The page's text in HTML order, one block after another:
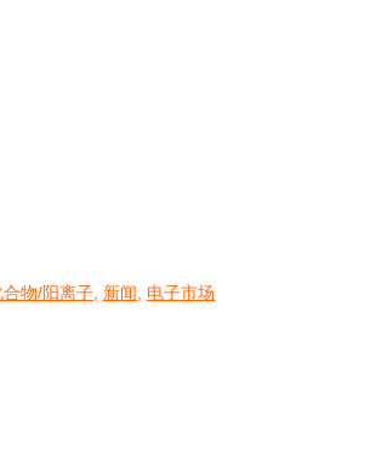
物/阳离子, 新闻, 电子市场